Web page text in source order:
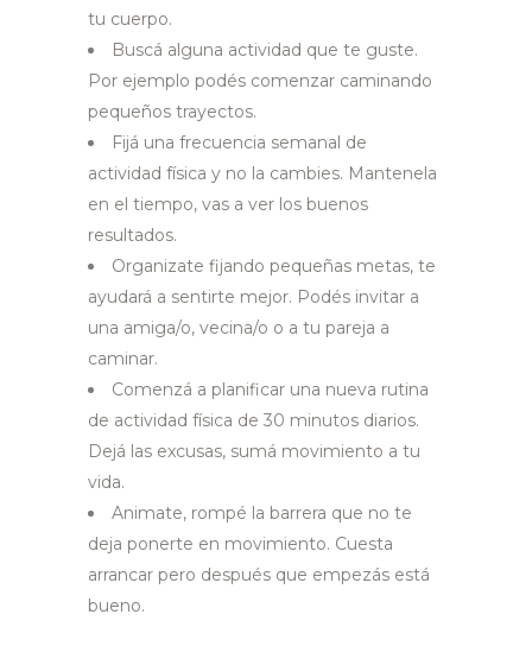
tu cuerpo.
Buscá alguna actividad que te guste.
Por ejemplo podés comenzar caminando
pequeños trayectos.
Fijá una frecuencia semanal de
actividad física y no la cambies. Mantenela
en el tiempo, vas a ver los buenos
resultados.
Organizate fijando pequeñas metas, te
ayudará a sentirte mejor. Podés invitar a
una amiga/o, vecina/o o a tu pareja a
caminar.
Comenzá a planificar una nueva rutina
de actividad física de 30 minutos diarios.
Dejá las excusas, sumá movimiento a tu
vida.
Animate, rompé la barrera que no te
deja ponerte en movimiento. Cuesta
arrancar pero después que empezás está
bueno.